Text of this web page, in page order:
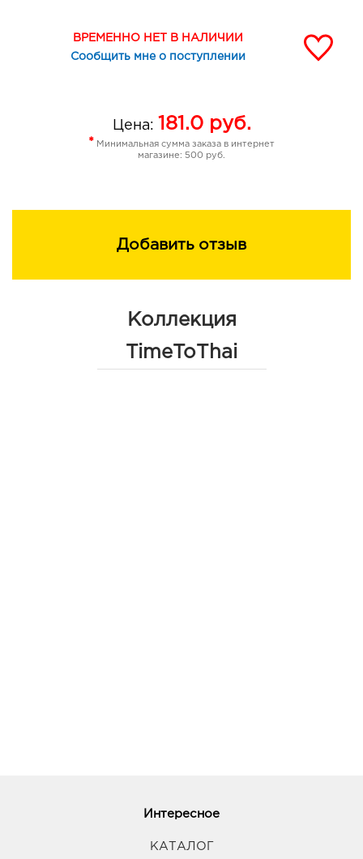
ВРЕМЕННО НЕТ В НАЛИЧИИ
Сообщить мне о поступлении
Цена: 181.0руб.
* Минимальная сумма заказа в интернет
магазине: 500 руб.
Добавить отзыв
Коллекция
TimeToThai
Интересное
КАТАЛОГ